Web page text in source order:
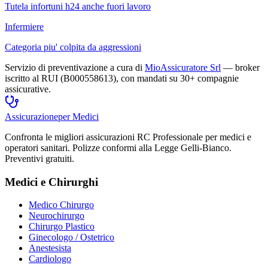
Tutela infortuni h24 anche fuori lavoro
Infermiere
Categoria piu' colpita da aggressioni
Servizio di preventivazione a cura di MioAssicuratore Srl — broker
iscritto al RUI (B000558613), con mandati su 30+ compagnie
assicurative.
Assicurazioneper Medici
Confronta le migliori assicurazioni RC Professionale per medici e
operatori sanitari. Polizze conformi alla Legge Gelli-Bianco.
Preventivi gratuiti.
Medici e Chirurghi
Medico Chirurgo
Neurochirurgo
Chirurgo Plastico
Ginecologo / Ostetrico
Anestesista
Cardiologo